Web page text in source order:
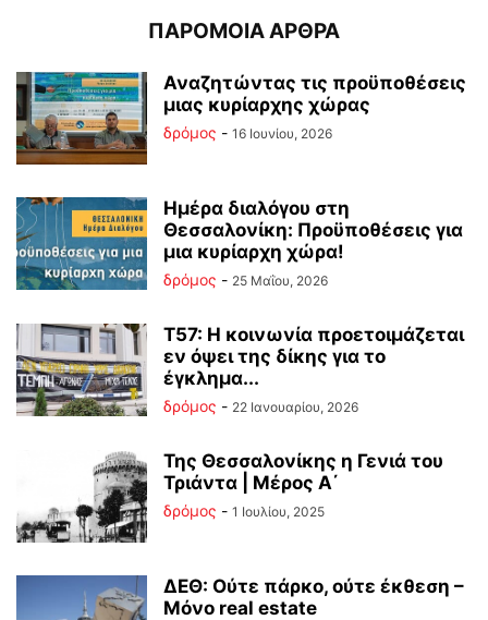
ΠΑΡΟΜΟΙΑ ΑΡΘΡΑ
Αναζητώντας τις προϋποθέσεις
μιας κυρίαρχης χώρας
δρόμος - 16 Ιουνίου, 2026
Ημέρα διαλόγου στη
Θεσσαλονίκη: Προϋποθέσεις για
μια κυρίαρχη χώρα!
δρόμος - 25 Μαΐου, 2026
Τ57: Η κοινωνία προετοιμάζεται
εν όψει της δίκης για το
έγκλημα...
δρόμος - 22 Ιανουαρίου, 2026
Της Θεσσαλονίκης η Γενιά του
Τριάντα | Μέρος Α΄
δρόμος - 1 Ιουλίου, 2025
ΔΕΘ: Ούτε πάρκο, ούτε έκθεση –
Μόνο real estate